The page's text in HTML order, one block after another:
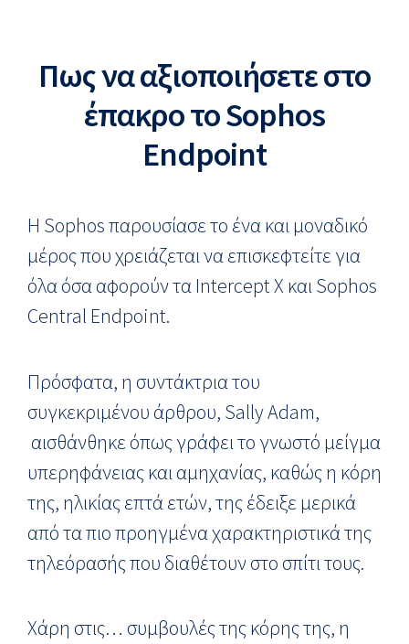
Πως να αξιοποιήσετε στο
έπακρο το Sophos
Endpoint
Η Sophos παρουσίασε το ένα και μοναδικό
μέρος που χρειάζεται να επισκεφτείτε για
όλα όσα αφορούν τα Intercept X και Sophos
Central Endpoint.
Πρόσφατα, η συντάκτρια του
συγκεκριμένου άρθρου, Sally Adam,
αισθάνθηκε όπως γράφει το γνωστό μείγμα
υπερηφάνειας και αμηχανίας, καθώς η κόρη
της, ηλικίας επτά ετών, της έδειξε μερικά
από τα πιο προηγμένα χαρακτηριστικά της
τηλεόρασής που διαθέτουν στο σπίτι τους.
Χάρη στις… συμβουλές της κόρης της, η